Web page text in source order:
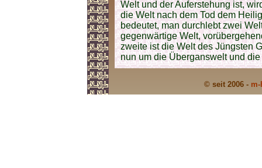
Welt und der Auferstehung ist,
die Welt nach dem Tod dem
bedeutet, man durchlebt zwei
gegenwärtige Welt,
zweite ist die Welt des Jüngsten
nun um die Überganswelt und
© seit 2006 -